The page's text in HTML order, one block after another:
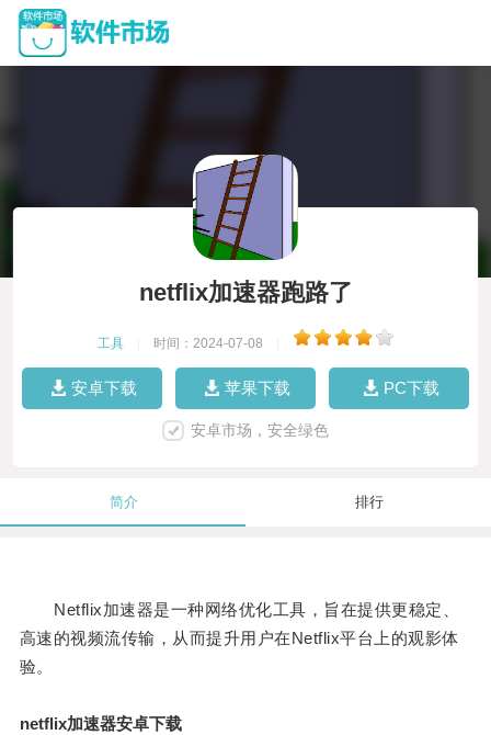
netflix加速器跑路了
工具 时间：2024-07-08
安卓下载 苹果下载 PC下载
安卓市场，安全绿色
简介 排行
Netflix加速器是一种网络优化工具，旨在提供更稳定、
高速的视频流传输，从而提升用户在Netflix平台上的观影体
验。
netflix加速器安卓下载